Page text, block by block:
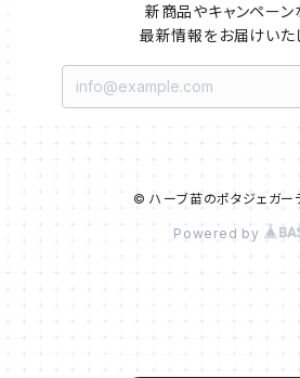
新商品やキャンペーン
最新情報をお届けいた
© ハーブ苗のポタジェガー
Powered by